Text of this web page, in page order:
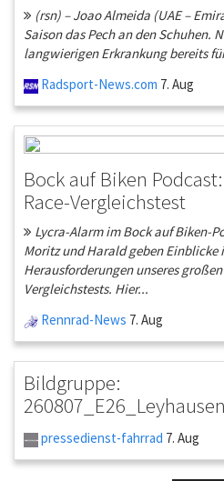
(rsn) – Joao Almeida (UAE –
Saison das Pech an den Schuhen.
langwierigen Erkrankung bereits
Radsport-News.com 7. Aug
Bock auf Biken
Race-Vergleichstest
Lycra-Alarm im Bock auf Biken-
Moritz und Harald geben Einblicke
Herausforderungen unseres
Vergleichstests. Hier...
Rennrad-News 7. Aug
Bildgruppe:
pressedienst-fahrrad 7. Aug